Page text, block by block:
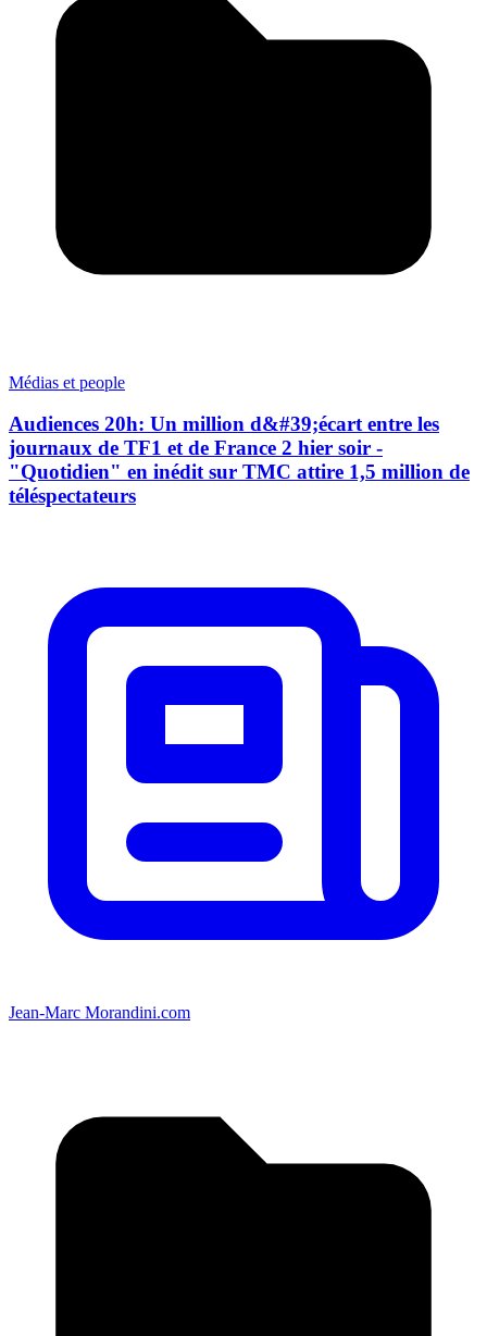
Médias et people
Audiences 20h: Un million d&#39;écart entre les
journaux de TF1 et de France 2 hier soir -
"Quotidien" en inédit sur TMC attire 1,5 million de
téléspectateurs
Jean-Marc Morandini.com